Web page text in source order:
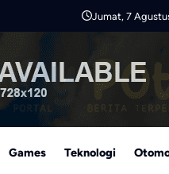
Jumat, 7
Games Teknologi